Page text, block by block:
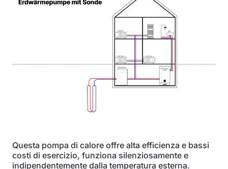
Questa pompa di calore offre alta efficienza e bassi
costi di esercizio, funziona silenziosamente e
indipendentemente dalla temperatura esterna.